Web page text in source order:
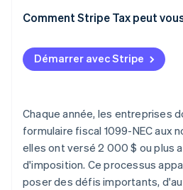
Comment corriger le formulaire
Formulaire 1099-NEC par
1099-MISC
Comment Stripe Tax peut
Démarrer avec Stripe
Chaque année, les entreprises
formulaire fiscal 1099-NEC aux
elles ont versé 2 000 $ ou plus
d'imposition. Ce processus
poser des défis importants,